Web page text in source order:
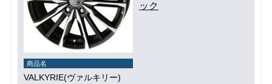
ック
商品名
VALKYRIE(ヴァルキリー)